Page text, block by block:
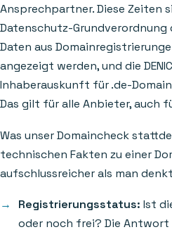
Ansprechpartner. Diese Zeiten
Datenschutz-
Daten aus
angezeigt werden, und die
Inhaberauskunft für .de-
Das gilt für alle Anbieter, auch
Was unser Domaincheck
technischen Fakten zu einer
aufschlussreicher als man
Registrierungsstatus: Ist
oder noch frei? Die